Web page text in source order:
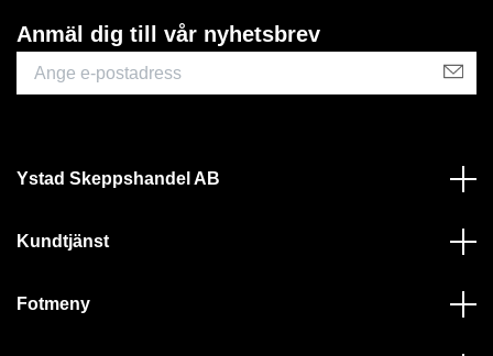
Anmäl dig till vår nyhetsbrev
Ystad Skeppshandel AB
Kundtjänst
Fotmeny